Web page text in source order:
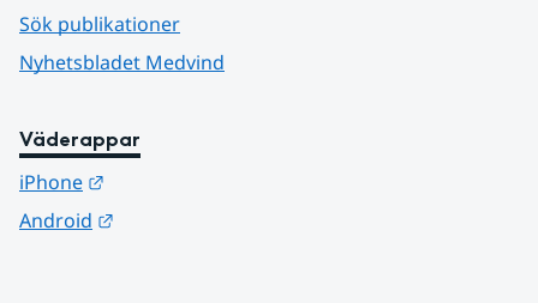
Sök publikationer
Nyhetsbladet Medvind
Väderappar
iPhone
Android